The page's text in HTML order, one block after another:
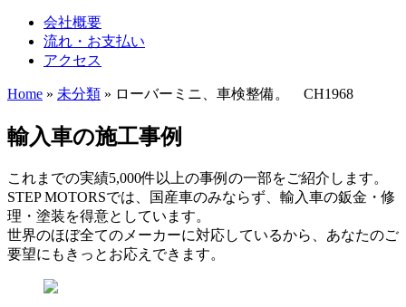
会社概要
流れ・お支払い
アクセス
Home » 未分類 » ローバーミニ、車検整備。 CH1968
輸入車の施工事例
これまでの実績5,000件以上の事例の一部をご紹介します。
STEP MOTORSでは、国産車のみならず、輸入車の鈑金・修
理・塗装を得意としています。
世界のほぼ全てのメーカーに対応しているから、あなたのご
要望にもきっとお応えできます。